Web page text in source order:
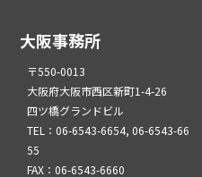
大阪事務所
〒550-0013
大阪府大阪市西区新町1-4-26
四ツ橋グランドビル
TEL：06-6543-6654, 06-6543-66
55
FAX：06-6543-6660